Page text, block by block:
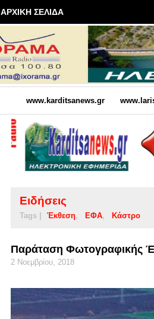
ΑΡΧΙΚΗ ΣΕΛΙΔΑ
www.karditsanews.gr
Ειδήσεις
Tags | Έκθεση ΕΦΑ Κάστρο
Παράταση Φωτογραφικής
2 Νοεμβρίου, 2018